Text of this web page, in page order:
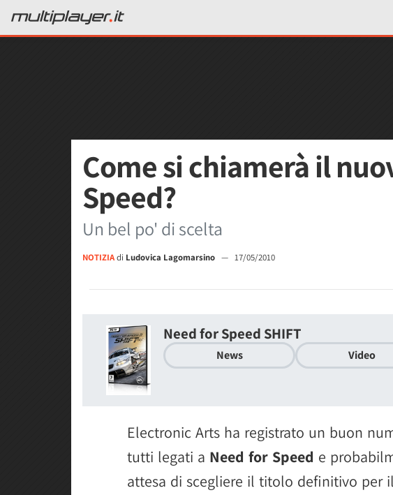
Come si chiamerà il
Speed?
Un bel po' di scelta
NOTIZIAdi Ludovica Lagomarsino — 17/05/2010
Need for Speed SHIFT
News Video
Electronic Arts ha registrato un buon
tutti legati a Need for Speed e
attesa di scegliere il titolo definitivo per